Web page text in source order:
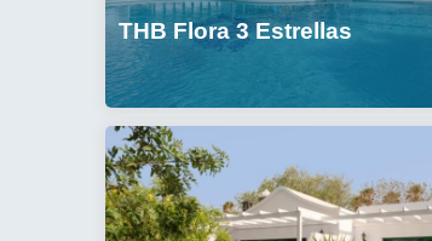
THB Flora 3 Estrellas